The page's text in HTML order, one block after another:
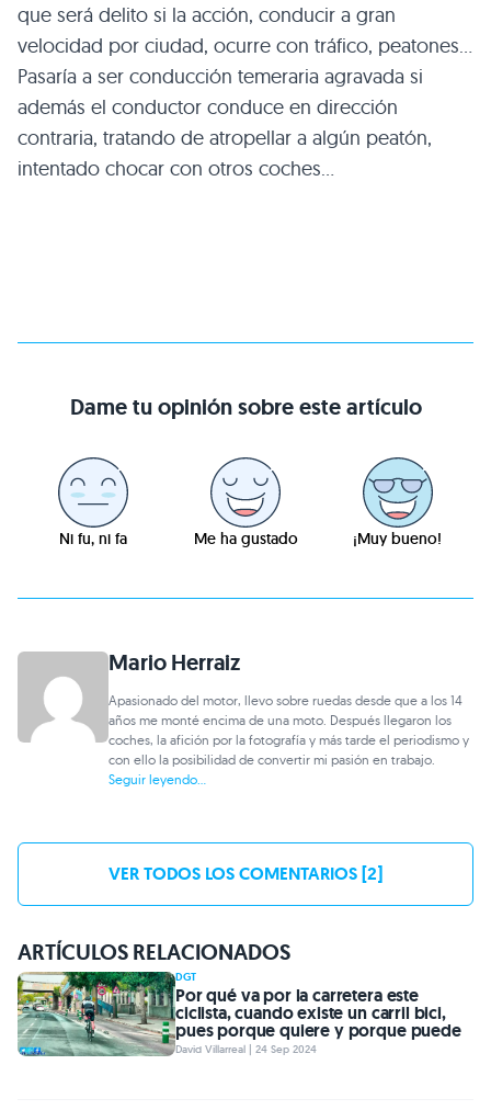
que será delito si la acción, conducir a gran
velocidad por ciudad, ocurre con tráfico, peatones…
Pasaría a ser conducción temeraria agravada si
además el conductor conduce en dirección
contraria, tratando de atropellar a algún peatón,
intentado chocar con otros coches…
Dame tu opinión sobre este artículo
Ni fu, ni fa Me ha gustado ¡Muy bueno!
Mario Herraiz
Apasionado del motor, llevo sobre ruedas desde que a los 14
años me monté encima de una moto. Después llegaron los
coches, la afición por la fotografía y más tarde el periodismo y
con ello la posibilidad de convertir mi pasión en trabajo.
Seguir leyendo...
VER TODOS LOS COMENTARIOS [2]
ARTÍCULOS RELACIONADOS
DGT
Por qué va por la carretera este
ciclista, cuando existe un carril bici,
pues porque quiere y porque puede
David Villarreal | 24 Sep 2024